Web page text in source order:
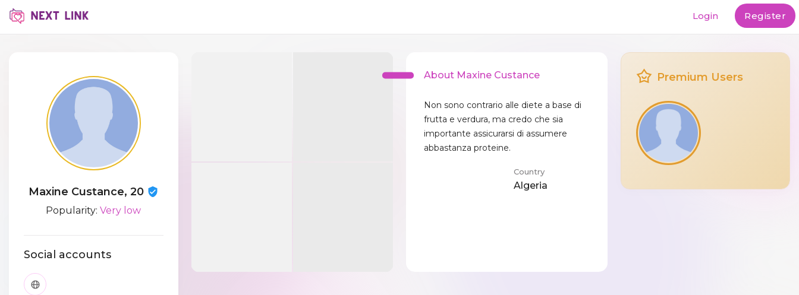
Login Register
Maxine Custance, 20
Popularity:Very low
Social accounts
About Maxine Custance
Non sono contrario alle diete a base di
frutta e verdura, ma credo che sia
importante assicurarsi di assumere
abbastanza proteine.
Country
Algeria
Premium Users